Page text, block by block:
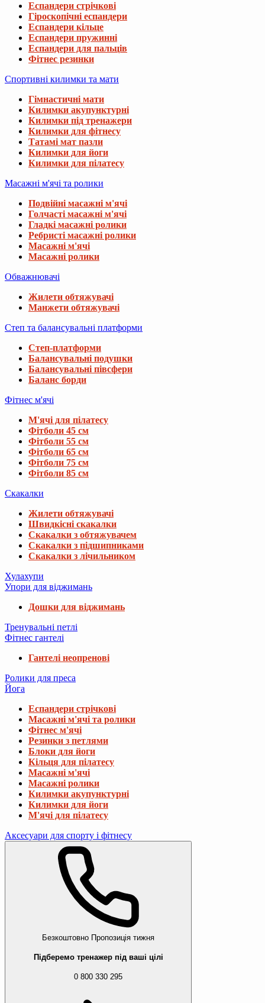
Еспандери стрічкові
Гіроскопічні еспандери
Еспандери кільце
Еспандери пружинні
Еспандери для пальців
Фітнес резинки
Спортивні килимки та мати
Гімнастичні мати
Килимки акупунктурні
Килимки під тренажери
Килимки для фітнесу
Татамі мат пазли
Килимки для йоги
Килимки для пілатесу
Масажні м'ячі та ролики
Подвійні масажні м'ячі
Голчасті масажні м'ячі
Гладкі масажні ролики
Ребристі масажні ролики
Масажні м'ячі
Масажні ролики
Обважнювачі
Жилети обтяжувачі
Манжети обтяжувачі
Степ та балансувальні платформи
Степ-платформи
Балансувальні подушки
Балансувальні півсфери
Баланс борди
Фітнес м'ячі
М'ячі для пілатесу
Фітболи 45 см
Фітболи 55 см
Фітболи 65 см
Фітболи 75 см
Фітболи 85 см
Скакалки
Жилети обтяжувачі
Швидкісні скакалки
Скакалки з обтяжувачем
Скакалки з підшипниками
Скакалки з лічильником
Хулахупи
Упори для віджимань
Дошки для віджимань
Тренувальні петлі
Фітнес гантелі
Гантелі неопренові
Ролики для преса
Йога
Еспандери стрічкові
Масажні м'ячі та ролики
Фітнес м'ячі
Резинки з петлями
Блоки для йоги
Кільця для пілатесу
Масажні м'ячі
Масажні ролики
Килимки акупунктурні
Килимки для йоги
М'ячі для пілатесу
Аксесуари для спорту і фітнесу
Безкоштовно Пропозиція тижня
Підберемо тренажер під ваші цілі
0 800 330 295